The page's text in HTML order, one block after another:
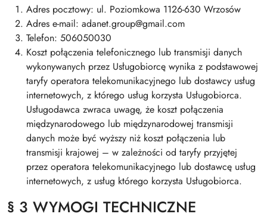
Adres pocztowy: ul. Poziomkowa 1126-630 Wrzosów
Adres e-mail: adanet.group@gmail.com
Telefon: 506050030
Koszt połączenia telefonicznego lub transmisji danych
wykonywanych przez Usługobiorcę wynika z podstawowej
taryfy operatora telekomunikacyjnego lub dostawcy usług
internetowych, z którego usług korzysta Usługobiorca.
Usługodawca zwraca uwagę, że koszt połączenia
międzynarodowego lub międzynarodowej transmisji
danych może być wyższy niż koszt połączenia lub
transmisji krajowej – w zależności od taryfy przyjętej
przez operatora telekomunikacyjnego lub dostawcę usług
internetowych, z usług którego korzysta Usługobiorca.
§ 3 WYMOGI TECHNICZNE